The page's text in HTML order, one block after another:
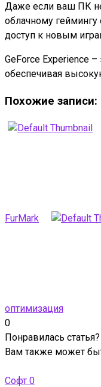
Даже если ваш ПК не
облачному геймингу
доступ к новым
GeForce Experience
обеспечивая
Похожие записи:
FurMark
оптимизация
0
Понравилась
Вам также может
Софт 0